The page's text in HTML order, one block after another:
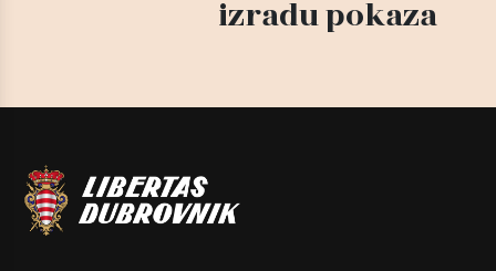
izradu pokaza